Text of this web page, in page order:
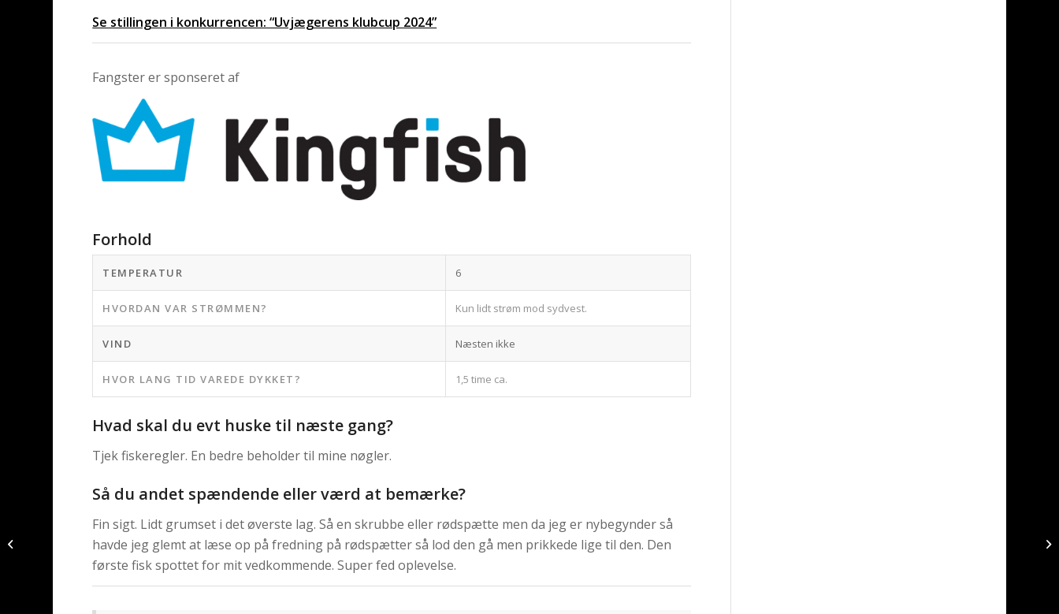
Se stillingen i konkurrencen: “Uvjægerens klubcup 2024”
Fangster er sponseret af
Forhold
TEMPERATUR 6
HVORDAN VAR STRØMMEN? Kun lidt strøm mod sydvest.
VIND Næsten ikke
HVOR LANG TID VAREDE DYKKET? 1,5 time ca.
Hvad skal du evt huske til næste gang?
Tjek fiskeregler. En bedre beholder til mine nøgler.
Så du andet spændende eller værd at bemærke?
Fin sigt. Lidt grumset i det øverste lag. Så en skrubbe eller rødspætte men da jeg er nybegynder så
havde jeg glemt at læse op på fredning på rødspætter så lod den gå men prikkede lige til den. Den
første fisk spottet for mit vedkommende. Super fed oplevelse.
Slethvarre fanget af
daniel-fog ved